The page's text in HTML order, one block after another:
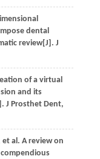
dental
review[J]. J
of a virtual
and its
J Prosthet Dent,
et al. A review on